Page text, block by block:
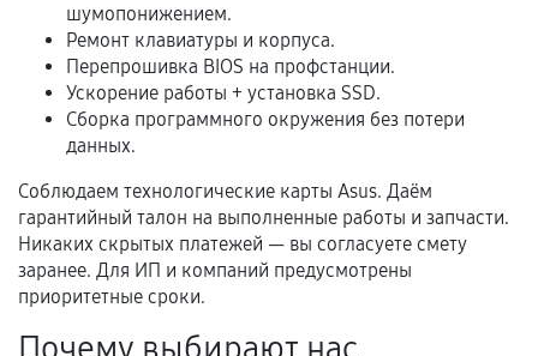
Когда гарантия не действует
Нарушение правил эксплуатации,
механические повреждения, попадание влаги,
перегрев, коррозия.
Самостоятельный ремонт или вмешательство
третьих лиц.
Естественный износ деталей, если иное не
шумопонижением.
Ремонт клавиатуры и корпуса.
Перепрошивка BIOS на профстанции.
Ускорение работы + установка SSD.
Сборка программного окружения без потери
данных.
Соблюдаем технологические карты Asus. Даём
гарантийный талон на выполненные работы и запчасти.
Никаких скрытых платежей — вы согласуете смету
заранее. Для ИП и компаний предусмотрены
приоритетные сроки.